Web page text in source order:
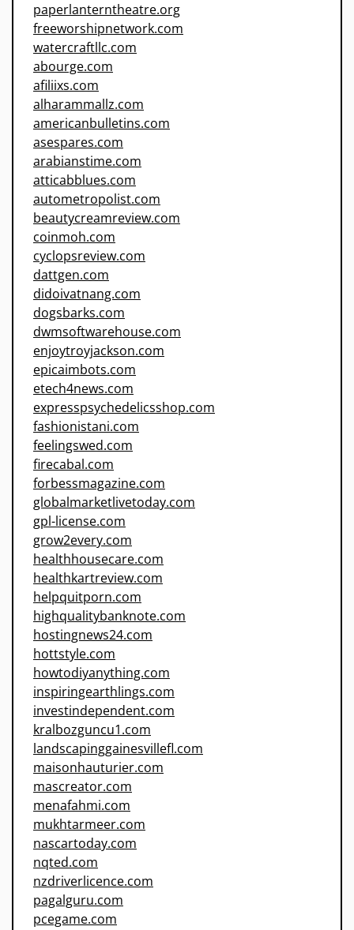
paperlanterntheatre.org
freeworshipnetwork.com
watercraftllc.com
abourge.com
afiliixs.com
alharammallz.com
americanbulletins.com
asespares.com
arabianstime.com
atticabblues.com
autometropolist.com
beautycreamreview.com
coinmoh.com
cyclopsreview.com
dattgen.com
didoivatnang.com
dogsbarks.com
dwmsoftwarehouse.com
enjoytroyjackson.com
epicaimbots.com
etech4news.com
expresspsychedelicsshop.com
fashionistani.com
feelingswed.com
firecabal.com
forbessmagazine.com
globalmarketlivetoday.com
gpl-license.com
grow2every.com
healthhousecare.com
healthkartreview.com
helpquitporn.com
highqualitybanknote.com
hostingnews24.com
hottstyle.com
howtodiyanything.com
inspiringearthlings.com
investindependent.com
kralbozguncu1.com
landscapinggainesvillefl.com
maisonhauturier.com
mascreator.com
menafahmi.com
mukhtarmeer.com
nascartoday.com
nqted.com
nzdriverlicence.com
pagalguru.com
pcegame.com